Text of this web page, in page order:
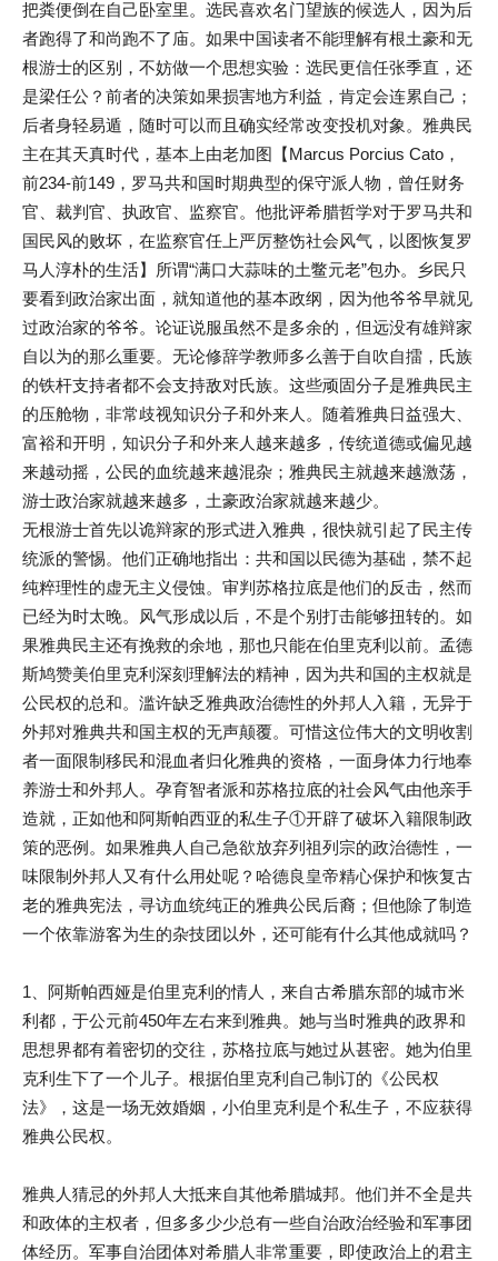
把粪便倒在自己卧室里。选民喜欢名门望族的候选人，因为后
者跑得了和尚跑不了庙。如果中国读者不能理解有根土豪和无
根游士的区别，不妨做一个思想实验：选民更信任张季直，还
是梁任公？前者的决策如果损害地方利益，肯定会连累自己；
后者身轻易遁，随时可以而且确实经常改变投机对象。雅典民
主在其天真时代，基本上由老加图【Marcus Porcius Cato，
前234-前149，罗马共和国时期典型的保守派人物，曾任财务
官、裁判官、执政官、监察官。他批评希腊哲学对于罗马共和
国民风的败坏，在监察官任上严厉整饬社会风气，以图恢复罗
马人淳朴的生活】所谓“满口大蒜味的土鳖元老”包办。乡民只
要看到政治家出面，就知道他的基本政纲，因为他爷爷早就见
过政治家的爷爷。论证说服虽然不是多余的，但远没有雄辩家
自以为的那么重要。无论修辞学教师多么善于自吹自擂，氏族
的铁杆支持者都不会支持敌对氏族。这些顽固分子是雅典民主
的压舱物，非常歧视知识分子和外来人。随着雅典日益强大、
富裕和开明，知识分子和外来人越来越多，传统道德或偏见越
来越动摇，公民的血统越来越混杂；雅典民主就越来越激荡，
游士政治家就越来越多，土豪政治家就越来越少。
无根游士首先以诡辩家的形式进入雅典，很快就引起了民主传
统派的警惕。他们正确地指出：共和国以民德为基础，禁不起
纯粹理性的虚无主义侵蚀。审判苏格拉底是他们的反击，然而
已经为时太晚。风气形成以后，不是个别打击能够扭转的。如
果雅典民主还有挽救的余地，那也只能在伯里克利以前。孟德
斯鸠赞美伯里克利深刻理解法的精神，因为共和国的主权就是
公民权的总和。滥许缺乏雅典政治德性的外邦人入籍，无异于
外邦对雅典共和国主权的无声颠覆。可惜这位伟大的文明收割
者一面限制移民和混血者归化雅典的资格，一面身体力行地奉
养游士和外邦人。孕育智者派和苏格拉底的社会风气由他亲手
造就，正如他和阿斯帕西亚的私生子①开辟了破坏入籍限制政
策的恶例。如果雅典人自己急欲放弃列祖列宗的政治德性，一
味限制外邦人又有什么用处呢？哈德良皇帝精心保护和恢复古
老的雅典宪法，寻访血统纯正的雅典公民后裔；但他除了制造
一个依靠游客为生的杂技团以外，还可能有什么其他成就吗？
1、阿斯帕西娅是伯里克利的情人，来自古希腊东部的城市米
利都，于公元前450年左右来到雅典。她与当时雅典的政界和
思想界都有着密切的交往，苏格拉底与她过从甚密。她为伯里
克利生下了一个儿子。根据伯里克利自己制订的《公民权
法》，这是一场无效婚姻，小伯里克利是个私生子，不应获得
雅典公民权。
雅典人猜忌的外邦人大抵来自其他希腊城邦。他们并不全是共
和政体的主权者，但多多少少总有一些自治政治经验和军事团
体经历。军事自治团体对希腊人非常重要，即使政治上的君主